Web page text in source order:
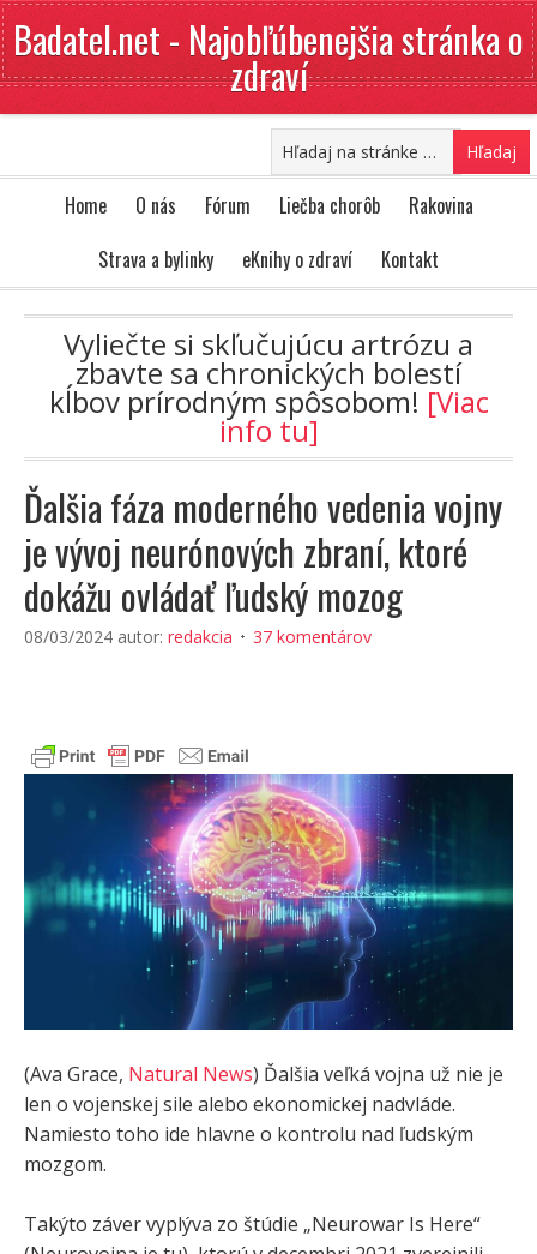
Badatel.net - Najobľúbenejšia stránka o
zdraví
Home O nás Fórum Liečba chorôb
Rakovina
Strava a bylinky
eKnihy o zdraví Kontakt
Vyliečte si skľučujúcu artrózu a
zbavte sa chronických bolestí
kĺbov prírodným spôsobom! [Viac
info tu]
Ďalšia fáza moderného vedenia vojny
je vývoj neurónových zbraní, ktoré
dokážu ovládať ľudský mozog
08/03/2024 autor: redakcia 37 komentárov
(Ava Grace, Natural News) Ďalšia veľká vojna už nie je
len o vojenskej sile alebo ekonomickej nadvláde.
Namiesto toho ide hlavne o kontrolu nad ľudským
mozgom.
Takýto záver vyplýva zo štúdie „Neurowar Is Here“